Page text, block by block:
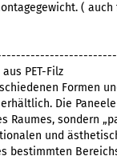
( auch
PET-Filz
Formen
Die
Raumes, sondern
und
bestimmten